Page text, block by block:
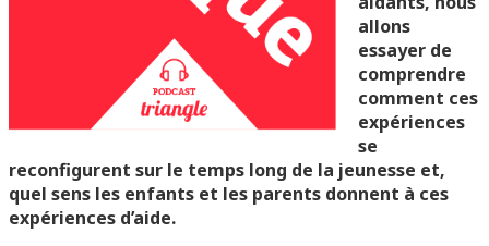
allons
essayer de
comprendre
comment ces
expériences
se
reconfigurent sur le temps long de la jeunesse et,
quel sens les enfants et les parents donnent à ces
expériences d’aide.